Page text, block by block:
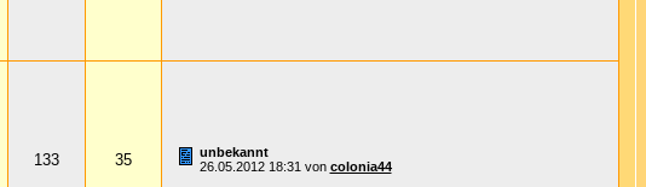
133 35
unbekannt
26.05.2012 18:31 von colonia44